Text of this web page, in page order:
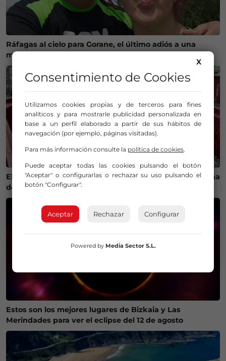
Ráfagas al cielo para Gorane, el último adiós a una
motera que dejó huella en el mundo de las dos ruedas
El calor cambia la ruta del bonito y complica la campaña
de pesca en Euskadi
Estos son los mejores lugares de Bizkaia y Las
Merindades para ver el eclipse del 12 de agosto
X
Consentimiento de Cookies
Utilizamos cookies propias y de terceros para fines
analíticos y para mostrarle publicidad personalizada en
base a un perfil elaborado a partir de sus hábitos de
navegación (por ejemplo, páginas visitadas).
Para más información consulte la política de cookies.
Puede aceptar todas las cookies pulsando el botón
"Aceptar" o configurarlas o rechazar su uso pulsando el
botón "Configurar".
Aceptar Rechazar Configurar
Powered by Media Sector S.L.